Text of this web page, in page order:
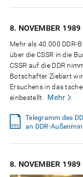
8. NOVEMBER 1989
Mehr als 40.000 DDR-
über die CSSR in die
CSSR auf die DDR
Botschafter Ziebart
Ersuchens in das
einbestellt.
Mehr
Telegramm des
an DDR-
8. NOVEMBER 1989